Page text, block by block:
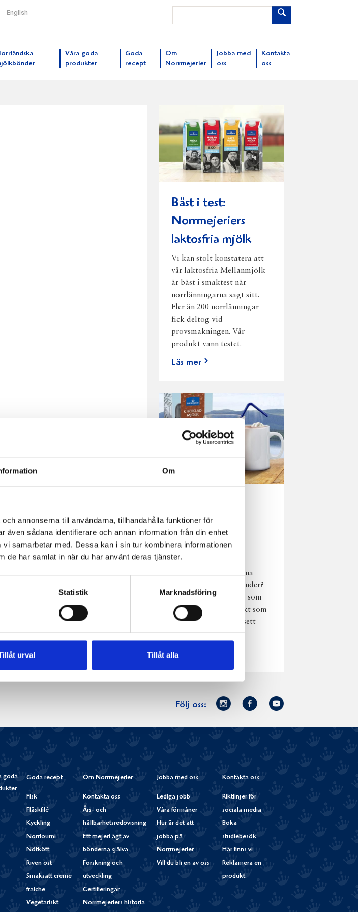
Om
annonserna till användarna, tillhandahålla funktioner för
sådana identifierare och annan information från din enhet
samarbetar med. Dessa kan i sin tur kombinera informationen
de har samlat in när du har använt deras tjänster.
Statistik Marknadsföring
urval Tillåt alla
English
Våra goda
produkter
Goda
recept
Om
Norrmejerier
Jobba med
oss
Kontakta
oss
Bäst i test:
Norrmejeriers
laktosfria mjölk
Vi kan stolt konstatera att
vår laktosfria Mellanmjölk
är bäst i smaktest när
norrlänningarna sagt sitt.
Fler än 200 norrlänningar
fick deltog vid
provsmakningen. Vår
produkt vann testet.
Läs mer
njutning i alla
väder
Har du provat
chokladmjölk från dina
norrländska mjölkbönder?
Den är lika god varm som
kall och passar perfekt som
vardagsnjutning oavsett
väder, året om.
Läs mer
Följ oss:
Norrmejerier
Instagram
Facebook
Youtube
goda
Goda recept
Fisk
Fläskfilé
Kyckling
Norrloumi
Nötkött
Riven ost
Smaksatt creme
fraiche
Vegetariskt
Om Norrmejerier
Kontakta oss
Års- och
hållbarhetsredovisning
Ett mejeri ägt av
bönderna själva
Forskning och
utveckling
Certifieringar
Norrmejeriers historia
Jobba med oss
Lediga jobb
Våra förmåner
Hur är det att
jobba på
Norrmejerier
Vill du bli en av oss
Kontakta oss
Riktlinjer för
sociala media
Boka
studiebesök
Här finns vi
Reklamera en
produkt